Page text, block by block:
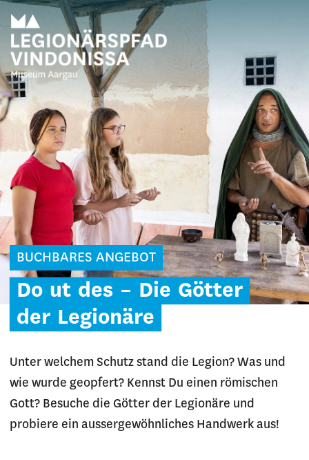
BUCHBARES ANGEBOT
Do ut des – Die Götter
der Legionäre
Unter welchem Schutz stand die Legion? Was und
wie wurde geopfert? Kennst Du einen römischen
Gott? Besuche die Götter der Legionäre und
probiere ein aussergewöhnliches Handwerk aus!